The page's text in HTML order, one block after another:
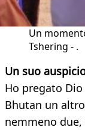
Un
Tshering - .
Un suo
Ho pregato
Bhutan un
nemmeno